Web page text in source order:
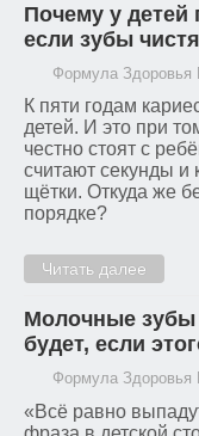
Почему у детей
если зубы
Формула Здоровья
К пяти годам
детей. И это при
честно стоят с
считают секунды и
щётки. Откуда же
порядке?
Читать далее
Молочные зубы
будет, если
Формула Здоровья
«Всё равно